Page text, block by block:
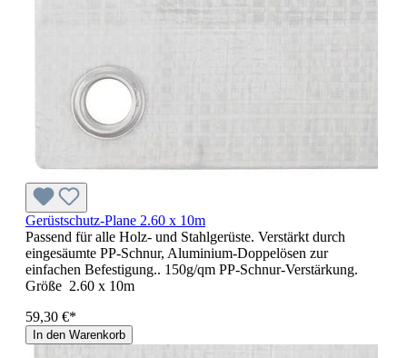
Gerüstschutz-Plane 2.60 x 10m
Passend für alle Holz- und Stahlgerüste. Verstärkt durch
eingesäumte PP-Schnur, Aluminium-Doppelösen zur
einfachen Befestigung.. 150g/qm PP-Schnur-Verstärkung.
Größe 2.60 x 10m
59,30 €*
In den Warenkorb